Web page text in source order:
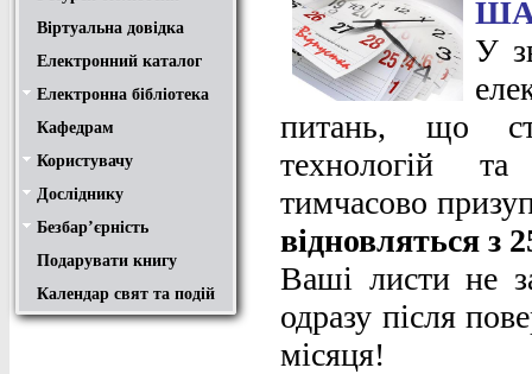
Віртуальна довідка
Електронний каталог
Електронна бібліотека
Положення
Доступ
Авторам
Пошук у ЕК. Інструкція
Кафедрам
Користувачу
Правила користування
Про обхідний лист
Медіатека "NMCBOOK"
Підручники онлайн
Путівник бібліотеками
Переходь на українську
Вивчаємо іноземну мову
Опис документів
Конференції НТУ
Досліднику
Законодавча база
Academic integrity
Плагіат
Локальний доступ
Ресурси вільного доступу
Наукова періодика
Бібліографічні менеджери
Безбар’єрність
Безбар’єрність це…
Путівник веб-ресурсами
Подарувати книгу
Календар свят та подій
У
питань, що
технологій та
тимчасово
відновляться з
Ваші листи не
одразу після
місяця!